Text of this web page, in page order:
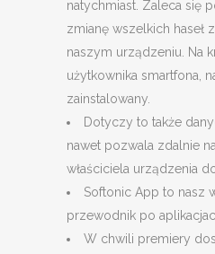
natychmiast. Zaleca się
zmianę wszelkich haseł
naszym urządzeniu. Na
użytkownika smartfona,
zainstalowany.
Dotyczy to także
nawet pozwala zdalnie
właściciela urządzenia
Softonic App to nasz
przewodnik po
W chwili premiery